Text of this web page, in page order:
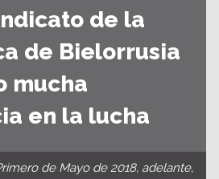
de la
de Bielorrusia
mucha
en la lucha
de Mayo de 2018, adelante,